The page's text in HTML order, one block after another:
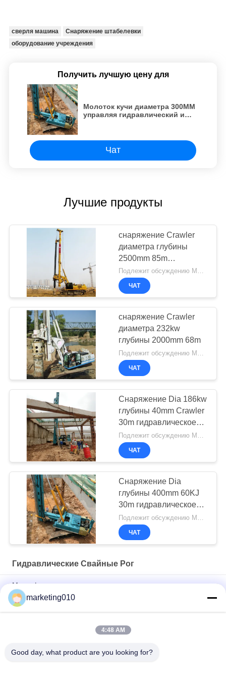
сверля машина
Снаряжение штабелевки
оборудование учреждения
Получить лучшую цену для
Молоток кучи диаметра 300MM
управляя гидравлический и
Чат
Лучшие продукты
снаряжение Crawler
диаметра глубины
2500mm 85m
гидравлическое
складывая
Подлежит обсуждению MOQ:1 набор
ЧАТ
снаряжение Crawler
диаметра 232kw
глубины 2000mm 68m
Подлежит обсуждению MOQ:1 набор
ЧАТ
Снаряжение Dia 186kw
глубины 40mm Crawler
30m гидравлическое
складывая
ЧАТ
Снаряжение Dia
глубины 400mm 60KJ
30m гидравлическое
складывая
ЧАТ
Гидравлические Свайные Рог
Многофункциональная сцепная рама для колодцев серии
SU
Загрузочная комбайны ZF40
SH5D - буровые установки для смешивания глубоких
marketing010
4:48 AM
Good day, what product are you looking for?